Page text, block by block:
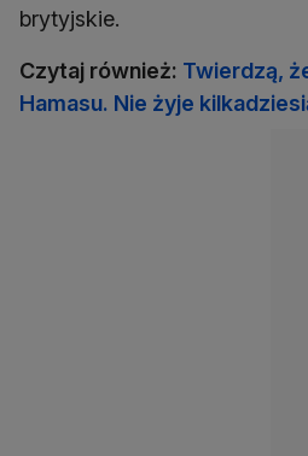
brytyjskie.
Czytaj również: Twierdzą,
Hamasu. Nie żyje